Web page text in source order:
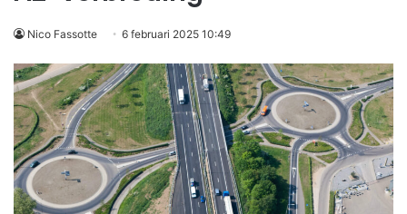
Nico Fassotte 6 februari 2025 10:49